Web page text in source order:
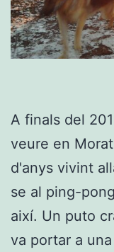
A finals del
veure en
d'anys vivint
se al ping-
així. Un puto
va portar a